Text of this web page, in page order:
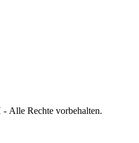
Alle Rechte vorbehalten.